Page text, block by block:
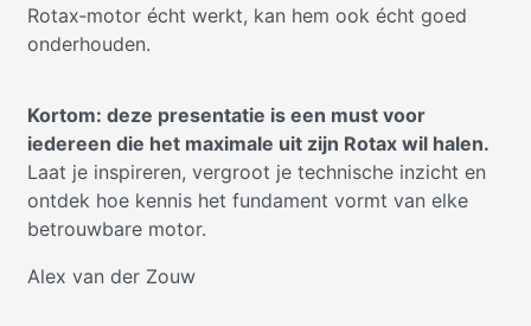
Rotax‑motor écht werkt, kan hem ook écht goed
onderhouden.
Kortom: deze presentatie is een must voor
iedereen die het maximale uit zijn Rotax wil halen.
Laat je inspireren, vergroot je technische inzicht en
ontdek hoe kennis het fundament vormt van elke
betrouwbare motor.
Alex van der Zouw